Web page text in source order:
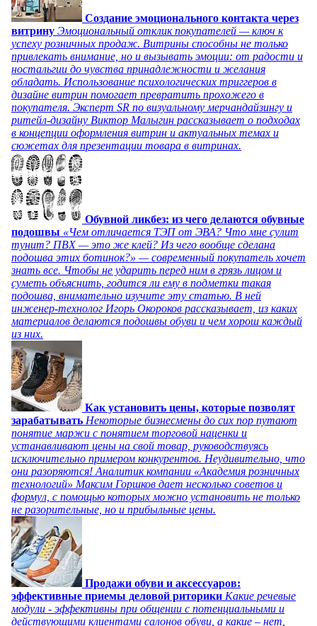
Создание эмоционального контакта через
витрину Эмоциональный отклик покупателей — ключ к
успеху розничных продаж. Витрины способны не только
привлекать внимание, но и вызывать эмоции: от радости и
ностальгии до чувства принадлежности и желания
обладать. Использование психологических триггеров в
дизайне витрин помогает превратить прохожего в
покупателя. Эксперт SR по визуальному мерчандайзингу и
ритейл-дизайну Виктор Малыгин рассказывает о подходах
в концепции оформления витрин и актуальных темах и
сюжетах для презентации товара в витринах.
Обувной ликбез: из чего делаются обувные
подошвы «Чем отличается ТЭП от ЭВА? Что мне сулит
тунит? ПВХ — это же клей? Из чего вообще сделана
подошва этих ботинок?» — современный покупатель хочет
знать все. Чтобы не ударить перед ним в грязь лицом и
суметь объяснить, годится ли ему в подметки такая
подошва, внимательно изучите эту статью. В ней
инженер-технолог Игорь Окороков рассказывает, из каких
материалов делаются подошвы обуви и чем хорош каждый
из них.
Как установить цены, которые позволят
зарабатывать Некоторые бизнесмены до сих пор путают
понятие маржи с понятием торговой наценки и
устанавливают цены на свой товар, руководствуясь
исключительно примером конкурентов. Неудивительно, что
они разоряются! Аналитик компании «Академия розничных
технологий» Максим Горшков дает несколько советов и
формул, с помощью которых можно установить не только
не разорительные, но и прибыльные цены.
Продажи обуви и аксессуаров:
эффективные приемы деловой риторики Какие речевые
модули - эффективны при общении с потенциальными и
действующими клиентами салонов обуви, а какие – нет,